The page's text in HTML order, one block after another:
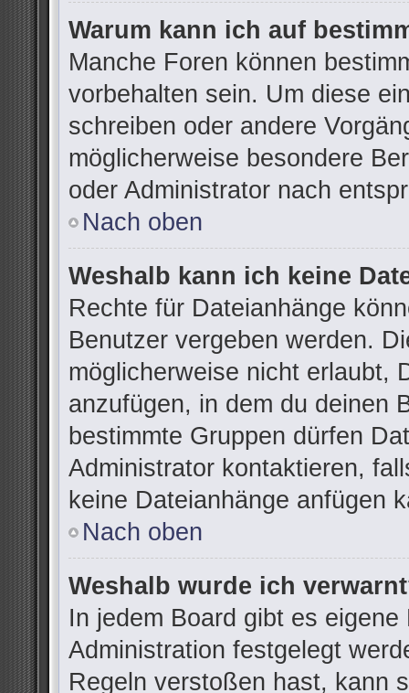
Warum kann ich auf
Manche Foren können
vorbehalten sein. Um diese
schreiben oder andere
möglicherweise besondere
oder Administrator nach
Nach oben
Weshalb kann ich keine
Rechte für Dateianhänge
Benutzer vergeben werden.
möglicherweise nicht erlaubt,
anzufügen, in dem du deinen
bestimmte Gruppen dürfen
Administrator kontaktieren,
keine Dateianhänge anfügen
Nach oben
Weshalb wurde ich
In jedem Board gibt es
Administration festgelegt
Regeln verstoßen hast, kann